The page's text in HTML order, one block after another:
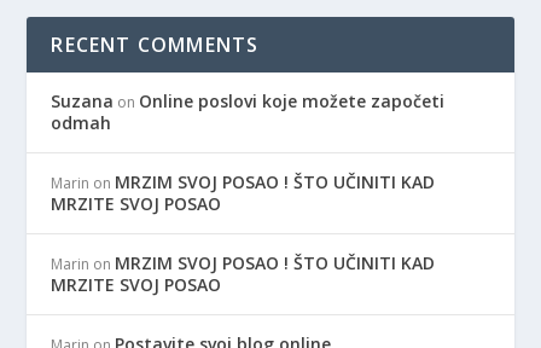
RECENT COMMENTS
Suzana on Online poslovi koje možete započeti
odmah
Marin on MRZIM SVOJ POSAO ! ŠTO UČINITI KAD
MRZITE SVOJ POSAO
Marin on MRZIM SVOJ POSAO ! ŠTO UČINITI KAD
MRZITE SVOJ POSAO
Postavite svoj blog online